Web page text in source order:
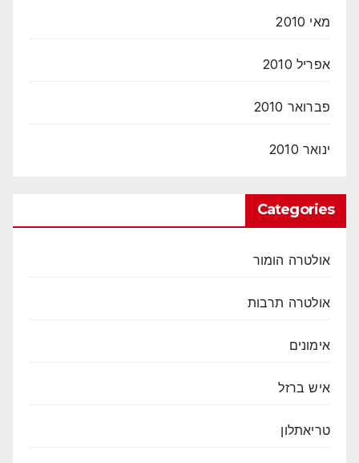
מאי 2010
אפריל 2010
פברואר 2010
ינואר 2010
Categories
אולטרה הומור
אולטרה תרבות
אימונים
איש ברזל
טריאתלון